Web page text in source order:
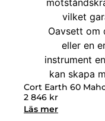
Cort Earth 60
2 846 kr
Läs mer